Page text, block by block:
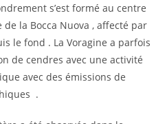
s’est formé au centre
la Bocca Nuova , affecté par
le fond . La Voragine a parfois
de cendres avec une activité
avec des émissions de
.